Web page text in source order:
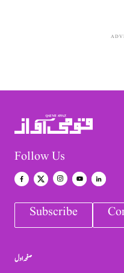
Follow Us
Subscribe
صفحہ اول